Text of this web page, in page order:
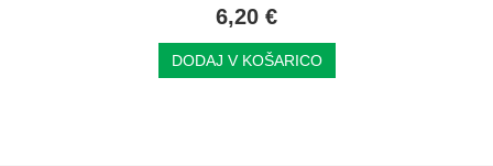
6,20 €
DODAJ V KOŠARICO